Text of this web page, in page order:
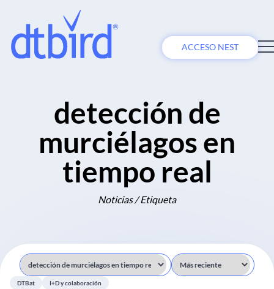
ACCESO NEST
detección de
murciélagos en
tiempo real
Noticias / Etiqueta
DTBat I+D y colaboración